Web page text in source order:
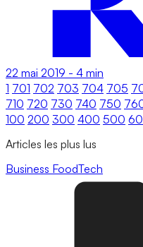
22 mai 2019 - 4 min
1 701 702 703 704 705
710 720 730 740 750
100 200 300 400 500
Articles les plus lus
Business FoodTech